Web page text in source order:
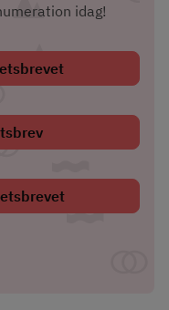
idag!